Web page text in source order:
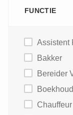
FUNCTIE
Bakker
Bereider